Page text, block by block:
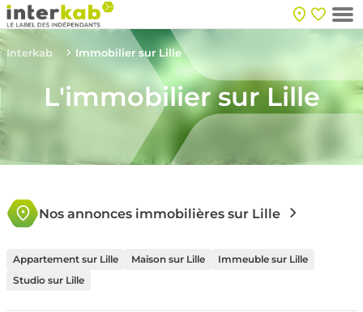
Interkab Immobilier sur Lille
L'immobilier sur Lille
Nos annonces immobilières sur Lille
Appartement sur Lille Maison sur Lille
Immeuble sur Lille
Studio sur Lille